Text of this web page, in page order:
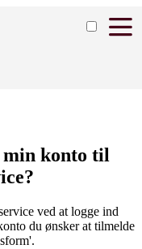
konto til
ved at logge ind
du ønsker at tilmelde